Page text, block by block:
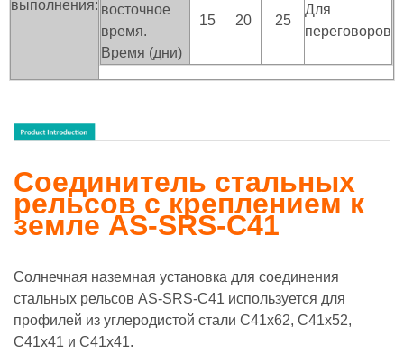
выполнения: восточное
время.
Время (дни)
15 20 25
Для
переговоров
Соединитель стальных
рельсов с креплением к
земле AS-SRS-C41
Солнечная наземная установка для соединения
стальных рельсов AS-SRS-C41 используется для
профилей из углеродистой стали C41x62, C41x52,
C41x41 и C41x41.